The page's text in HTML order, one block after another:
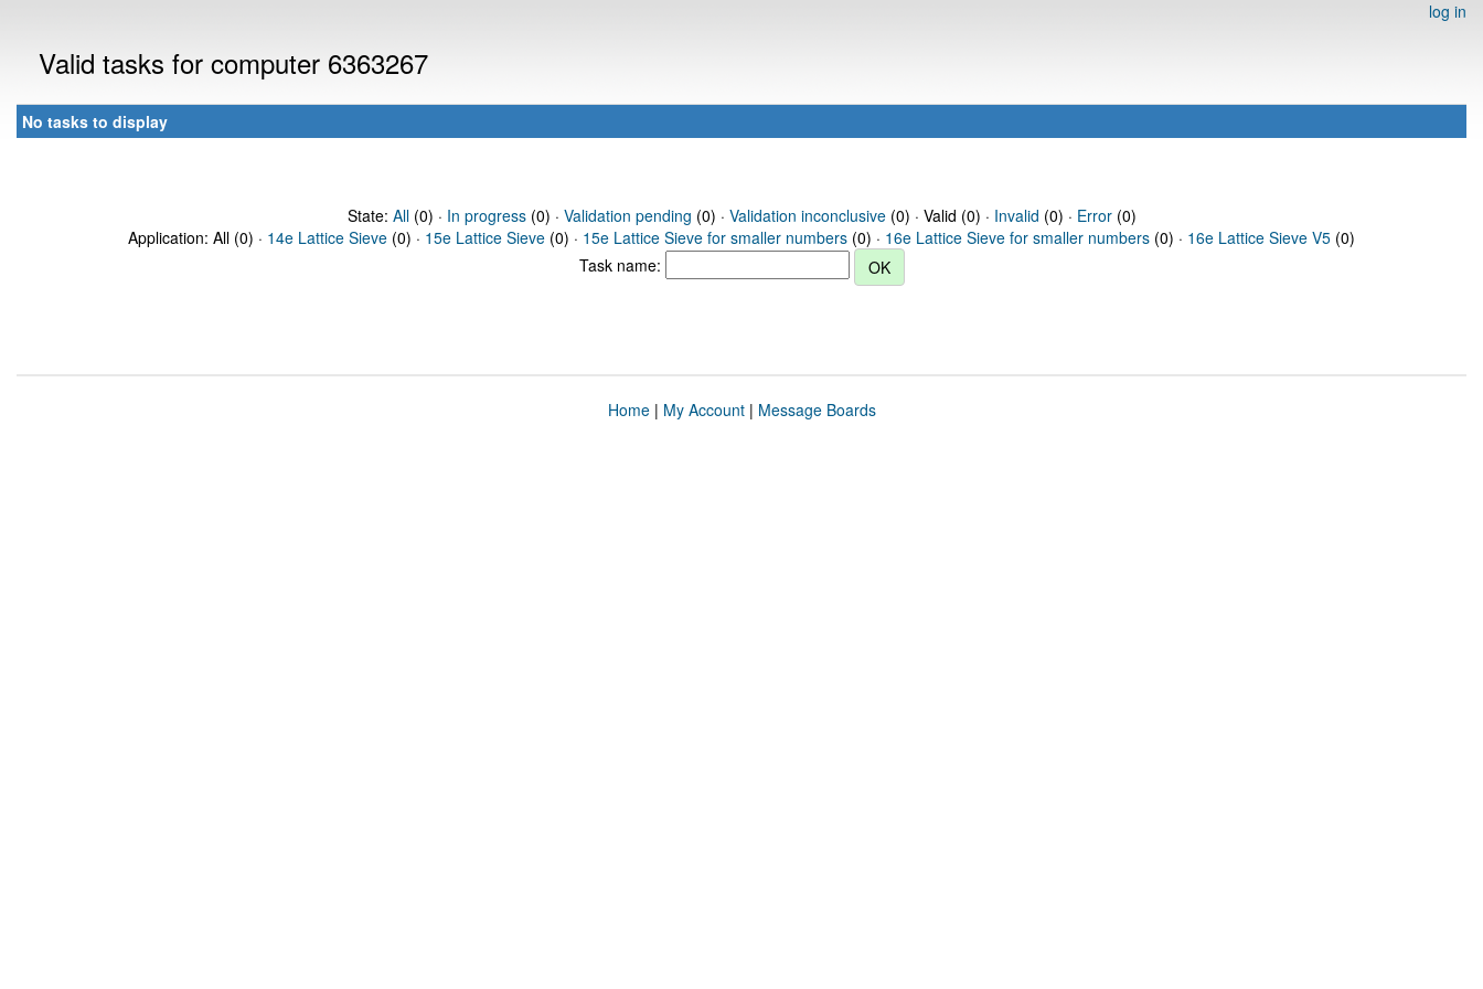
log in
Valid tasks for computer 6363267
No tasks to display
State: All(0) · In progress(0) · Validation pending (0) · Validation inconclusive(0) · Valid (0) · Invalid (0) · Error(0)
Application: All (0) · 14e Lattice Sieve (0) · 15e Lattice Sieve (0) · 15e Lattice Sieve for smaller numbers (0) · 16e Lattice Sieve for smaller numbers (0) · 16e Lattice Sieve V5 (0)
Task name:
Home| My Account| Message Boards